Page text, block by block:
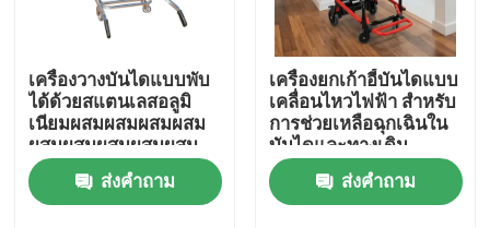
เกี่ยวกับเรา
ทัวร์โรงงาน
การควบคุมคุณภาพ
เครื่องวางบันไดแบบพับ
ได้ด้วยสแตนเลสอลูมิ
เนียมผสมผสมผสมผสม
ผสมผสมผสมผสมผสม
ผสมผสมผสมผสมผสม
ผสมผสมผสมผสมผสม
ผสมผสมผสมผสมผสม
ส่งคำถาม
เครื่องยกเก้าอี้บันไดแบบ
เคลื่อนไหวไฟฟ้า สําหรับ
การช่วยเหลือฉุกเฉินใน
บันไดและทางเดิน
ส่งคำถาม